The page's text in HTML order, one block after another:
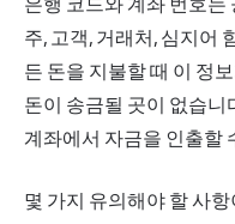
은행 코드와 계좌 번호는
주, 고객, 거래처, 심지어
든 돈을 지불할 때 이 정
돈이 송금될 곳이 없습니
계좌에서 자금을 인출할
몇 가지 유의해야 할 사